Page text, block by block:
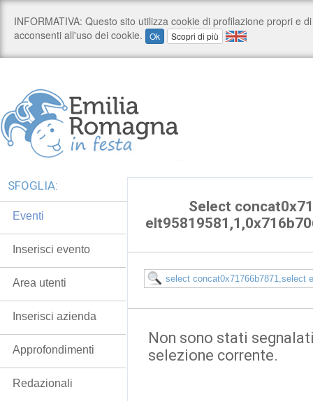
Select
Non sono stati
selezione corrente.
SFOGLIA:
Eventi
Inserisci evento
Area utenti
Inserisci azienda
Approfondimenti
Redazionali